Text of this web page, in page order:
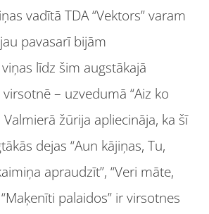
vadītā TDA “Vektors” varam
pavasarī bijām
līdz šim augstākajā
– uzvedumā “Aiz ko
Valmierā žūrija apliecināja, ka šī
dejas “Aun kājiņas, Tu,
apraudzīt”, “Veri māte,
palaidos” ir virsotnes